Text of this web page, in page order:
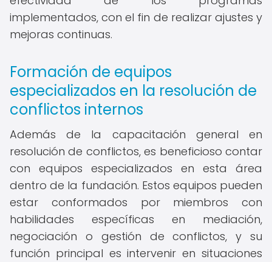
implementados, con el fin de realizar ajustes y
mejoras continuas.
Formación de equipos
especializados en la resolución de
conflictos internos
Además de la capacitación general en
resolución de conflictos, es beneficioso contar
con equipos especializados en esta área
dentro de la fundación. Estos equipos pueden
estar conformados por miembros con
habilidades específicas en mediación,
negociación o gestión de conflictos, y su
función principal es intervenir en situaciones